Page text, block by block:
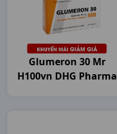
Glumeron 30 Mr
H100vn DHG Pharma